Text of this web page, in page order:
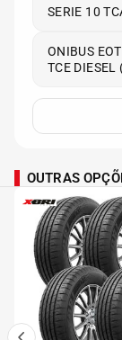
SERIE 10
ONIBUS
TCE
OUTRAS